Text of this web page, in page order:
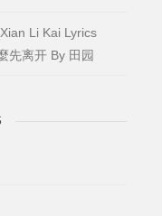
Li Kai Lyrics
先离开 By 田园